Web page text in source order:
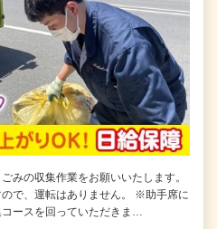
みの収集作業をお願いいたします。
で、運転はありません。 ※助手席に
ースを回っていただきま…